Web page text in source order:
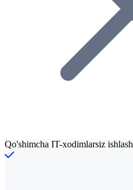
Qo'shimcha IT-xodimlarsiz ishlash